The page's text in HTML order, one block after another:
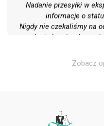
Nadanie przesyłki w
informacje o
Nigdy nie czekaliśmy na
Jesteśmy bardzo
Polecamy gorąco! 6
Zobacz